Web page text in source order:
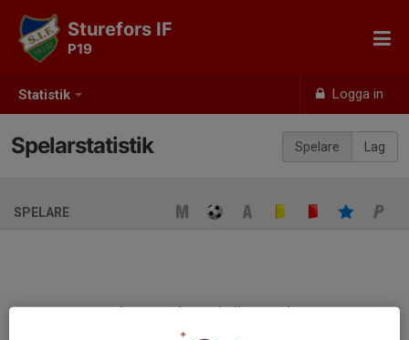
Statistik Logga in
Sturefors IF
P19
Spelare Lag
Spelarstatistik
SPELARE
Ingen spelarstatistik sparad
När ni fyller i uppställning på respektive match visas statistiken